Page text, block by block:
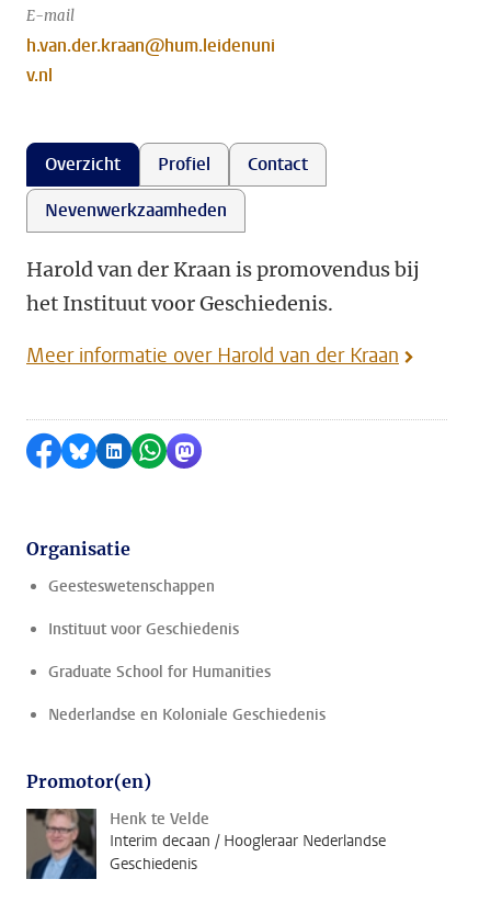
E-mail
h.van.der.kraan@hum.leidenuni
v.nl
Overzicht Profiel
Contact
Nevenwerkzaamheden
Harold van der Kraan is promovendus bij
het Instituut voor Geschiedenis.
Meer informatie over Harold van der Kraan
Delen op Facebook
Delen via Bluesky
Delen op LinkedIn
Delen via WhatsApp
Delen via Mastodon
Organisatie
Geesteswetenschappen
Instituut voor Geschiedenis
Graduate School for Humanities
Nederlandse en Koloniale Geschiedenis
Promotor(en)
Henk te Velde
Interim decaan / Hoogleraar Nederlandse
Geschiedenis